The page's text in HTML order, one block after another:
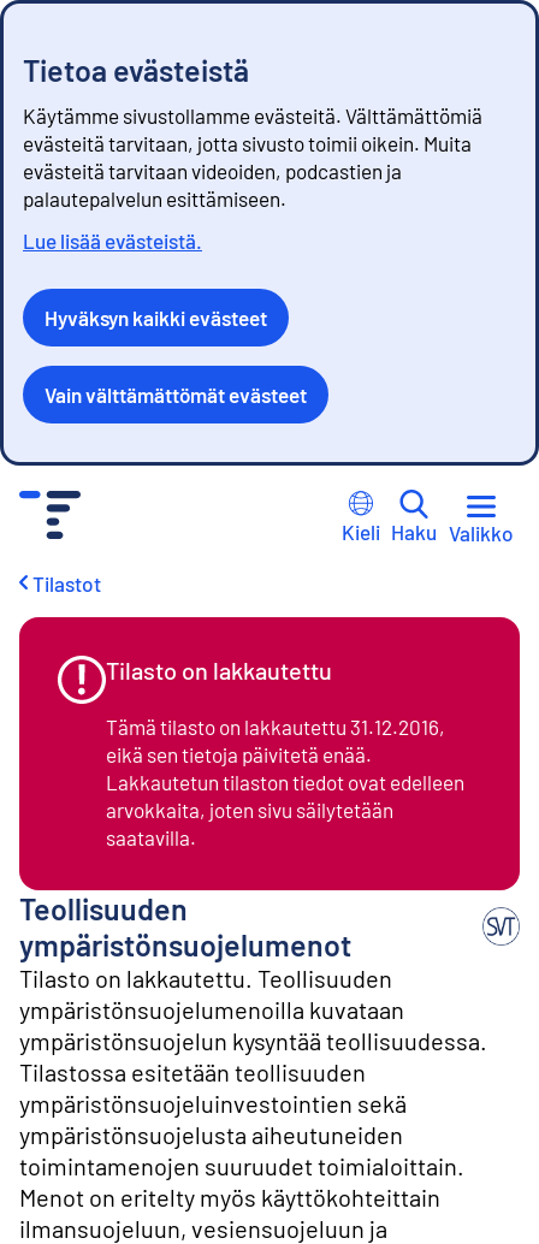
Tietoa evästeistä
Käytämme sivustollamme evästeitä. Välttämättömiä
evästeitä tarvitaan, jotta sivusto toimii oikein. Muita
evästeitä tarvitaan videoiden, podcastien ja
palautepalvelun esittämiseen.
Lue lisää evästeistä.
Hyväksyn kaikki evästeet
Vain välttämättömät evästeet
Kieli Haku Valikko
Tilastot
Tilasto on lakkautettu
Tämä tilasto on lakkautettu 31.12.2016,
eikä sen tietoja päivitetä enää.
Lakkautetun tilaston tiedot ovat edelleen
arvokkaita, joten sivu säilytetään
saatavilla.
Teollisuuden
ympäristönsuojelumenot
Tilasto on lakkautettu. Teollisuuden
ympäristönsuojelumenoilla kuvataan
ympäristönsuojelun kysyntää teollisuudessa.
Tilastossa esitetään teollisuuden
ympäristönsuojeluinvestointien sekä
ympäristönsuojelusta aiheutuneiden
toimintamenojen suuruudet toimialoittain.
Menot on eritelty myös käyttökohteittain
ilmansuojeluun, vesiensuojeluun ja